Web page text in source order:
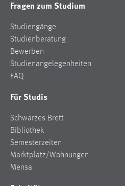
Fragen zum Studium
Studiengänge
Studienberatung
Bewerben
Studienangelegenheiten
FAQ
Für Studis
Schwarzes Brett
Bibliothek
Semesterzeiten
Marktplatz/Wohnungen
Mensa
Name:
Anbieter:
Google Ireland Limited
Zweck:
Cookie Laufzeit:
Facebook Pixel
Name: